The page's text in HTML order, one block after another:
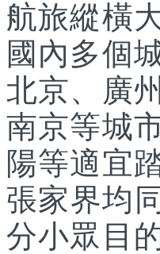
航旅縱橫
國內多個
北京、廣
南京等城
陽等適宜
張家界均
分小眾目